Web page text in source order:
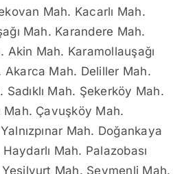
Mah. Kacarlı Mah.
Mah. Karandere Mah.
Akin Mah. Karamollauşağı
Akarca Mah. Deliller Mah.
Sadıklı Mah. Şekerköy Mah.
Mah. Çavuşköy Mah.
Mah. Doğankaya
Mah. Palazobası
Yeşilyurt Mah. Seymenli Mah.